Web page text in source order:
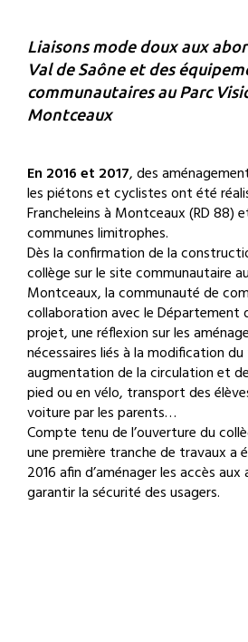
Liaisons mode doux aux
Val de Saône et des
communautaires au Parc
Montceaux
En 2016 et 2017, des
les piétons et cyclistes ont été
Francheleins à Montceaux (RD 88)
communes limitrophes.
Dès la confirmation de la
collège sur le site communautaire
Montceaux, la communauté de
collaboration avec le Département
projet, une réflexion sur les
nécessaires liés à la modification
augmentation de la circulation et
pied ou en vélo, transport des
voiture par les parents…
Compte tenu de l’ouverture du
une première tranche de travaux a
2016 afin d’aménager les accès
garantir la sécurité des usagers.